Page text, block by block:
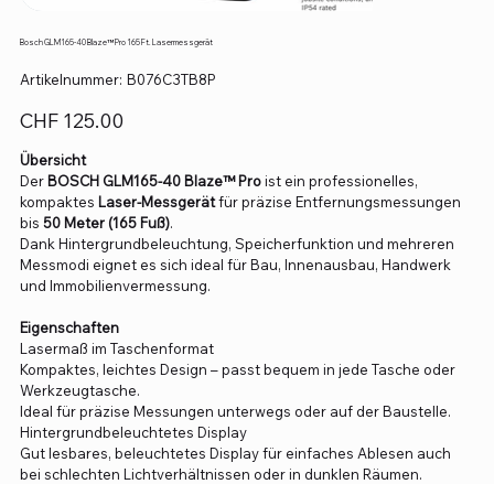
Bosch GLM165-40 Blaze™ Pro 165 Ft. Lasermessgerät
Artikelnummer: Artikelnummer:
B076C3TB8P
B076C3TB8P
Preis
CHF 125.00
Übersicht
Der BOSCH GLM165-40 Blaze™ Proist ein professionelles,
kompaktes Laser-Messgerätfür präzise Entfernungsmessungen
bis 50 Meter (165 Fuß).
Dank Hintergrundbeleuchtung, Speicherfunktion und mehreren
Messmodi eignet es sich ideal für Bau, Innenausbau, Handwerk
und Immobilienvermessung.
Eigenschaften
Lasermaß im Taschenformat
Kompaktes, leichtes Design – passt bequem in jede Tasche oder
Werkzeugtasche.
Ideal für präzise Messungen unterwegs oder auf der Baustelle.
Hintergrundbeleuchtetes Display
Gut lesbares, beleuchtetes Display für einfaches Ablesen auch
bei schlechten Lichtverhältnissen oder in dunklen Räumen.